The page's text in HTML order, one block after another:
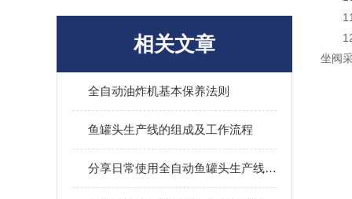
相关文章
全自动油炸机基本保养法则
鱼罐头生产线的组成及工作流程
分享日常使用全自动鱼罐头生产线的保养法
坐阀